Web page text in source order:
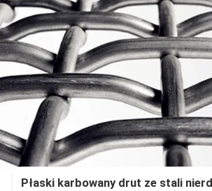
Płaski karbowany drut ze stali